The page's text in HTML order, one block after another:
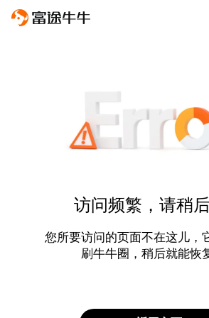
访问频繁，请稍
您所要访问的页面不在这儿，
刷牛牛圈，稍后就能恢